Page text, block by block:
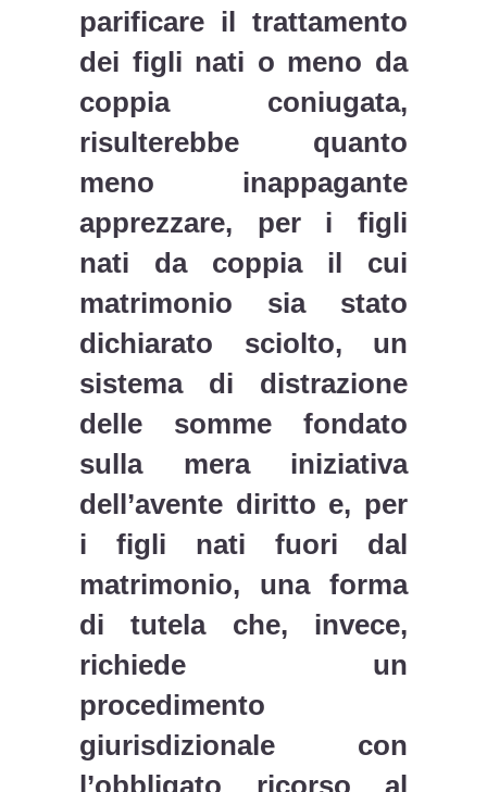
parificare il trattamento
dei figli nati o meno da
coppia coniugata,
risulterebbe quanto
meno inappagante
apprezzare, per i figli
nati da coppia il cui
matrimonio sia stato
dichiarato sciolto, un
sistema di distrazione
delle somme fondato
sulla mera iniziativa
dell’avente diritto e, per
i figli nati fuori dal
matrimonio, una forma
di tutela che, invece,
richiede un
procedimento
giurisdizionale con